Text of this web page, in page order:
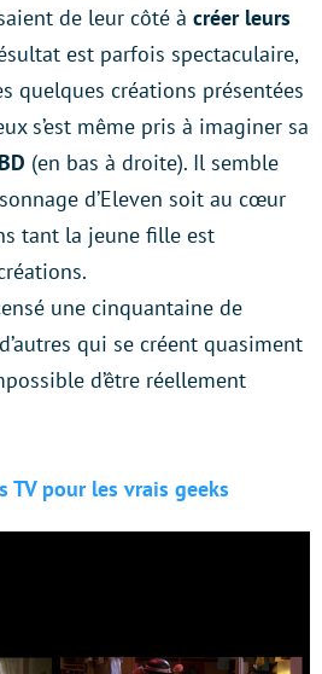
de leur côté à créer leurs
est parfois spectaculaire,
quelques créations présentées
s’est même pris à imaginer sa
(en bas à droite). Il semble
d’Eleven soit au cœur
tant la jeune fille est
une cinquantaine de
qui se créent quasiment
d’être réellement
TV pour les vrais geeks